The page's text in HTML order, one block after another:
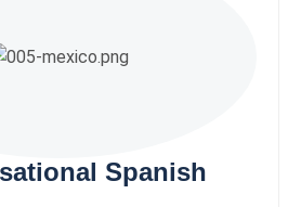
Spanish